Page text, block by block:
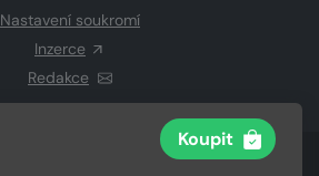
Koupit
Nastavení soukromí
Inzerce
Redakce
CZECH NEWS CENTER a.s.a dodavatelé